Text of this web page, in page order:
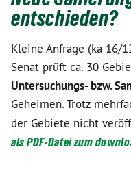
entschieden?
Kleine Anfrage (ka 16/
Senat prüft ca. 30
Untersuchungs- bzw.
Geheimen. Trotz
der Gebiete nicht
als PDF-Datei zum